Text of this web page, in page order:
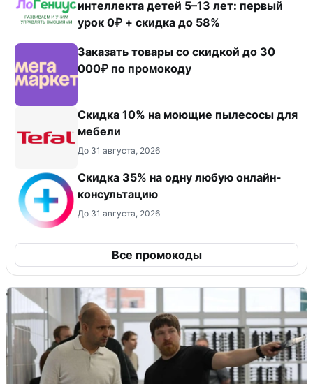
интеллекта детей 5–13 лет: первый
урок 0₽ + скидка до 58%
Заказать товары со скидкой до 30
000₽ по промокоду
Скидка 10% на моющие пылесосы для
мебели
До 31 августа, 2026
Скидка 35% на одну любую онлайн-
консультацию
До 31 августа, 2026
Все промокоды